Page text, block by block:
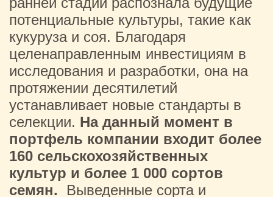
потенциальные культуры, такие как
кукуруза и соя. Благодаря
целенаправленным инвестициям в
исследования и разработки, она на
протяжении десятилетий
устанавливает новые стандарты в
селекции. На данный момент в
портфель компании входит более
160 сельскохозяйственных
культур и более 1 000 сортов
семян. Выведенные сорта и